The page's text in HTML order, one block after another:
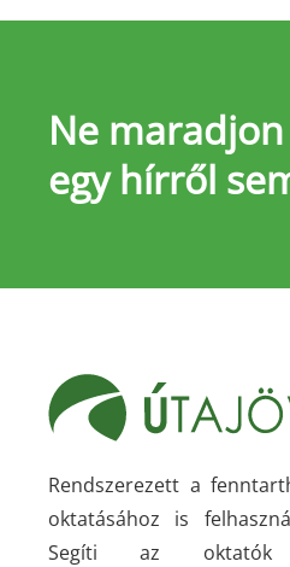
Ne
egy hírről
Rendszerezett a
oktatásához is
Segíti az oktatók